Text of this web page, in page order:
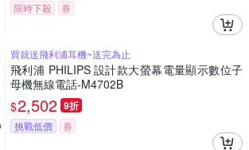
限時下殺 券
買就送飛利浦耳機~送完為止
飛利浦 PHILIPS 設計款大螢幕電量顯示數位子
母機無線電話-M4702B
$2,502 9折
挑戰低價 券